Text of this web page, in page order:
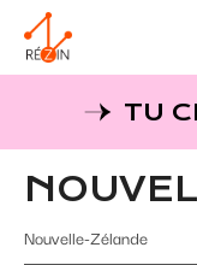
principal
Produits
Liste titulaires
TU
Nouvelle-Zélande